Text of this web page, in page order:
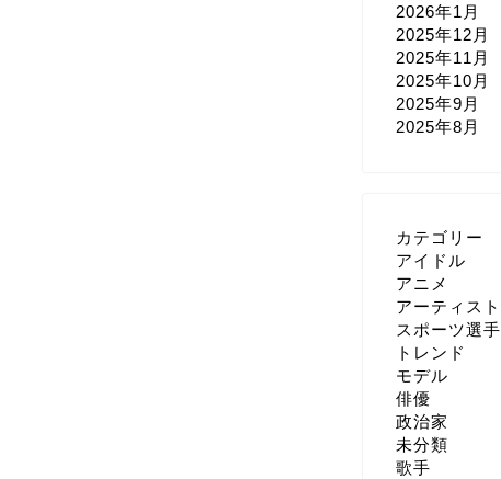
2026年1月
2025年12月
2025年11月
2025年10月
2025年9月
2025年8月
カテゴリー
アイドル
アニメ
アーティスト
スポーツ選手
トレンド
モデル
俳優
政治家
未分類
歌手